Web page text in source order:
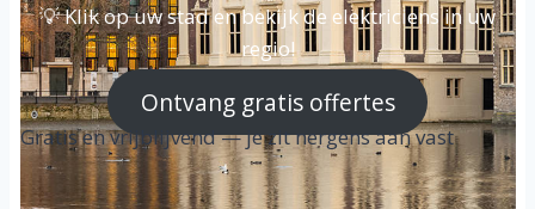
💡 Klik op uw stad en bekijk de elektriciens in uw
regio!
Ontvang gratis offertes
Gratis en vrijblijvend — je zit nergens aan vast